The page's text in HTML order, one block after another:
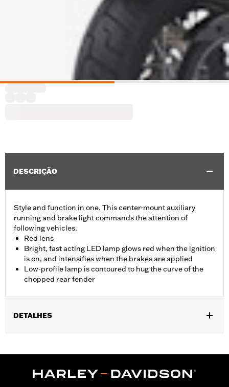
DESCRIÇÃO
Style and function in one. This center-mount auxiliary
running and brake light commands the attention of
following vehicles.
Red lens
Bright, fast acting LED lamp glows red when the ignition
is on, and intensifies when the brakes are applied
Low-profile lamp is contoured to hug the curve of the
chopped rear fender
DETALHES
mount license plates
Installation Instructions